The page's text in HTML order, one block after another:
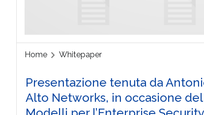
Home Whitepaper
Presentazione tenuta da
Alto Networks, in occasione